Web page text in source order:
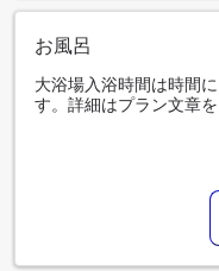
お風呂
大浴場入浴時間は時間
す。詳細はプラン文章を